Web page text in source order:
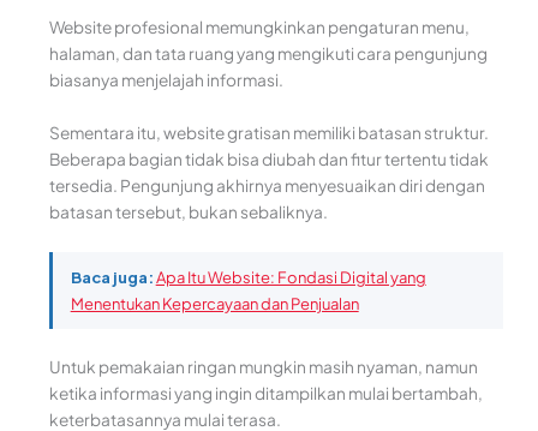
Website profesional memungkinkan pengaturan menu,
halaman, dan tata ruang yang mengikuti cara pengunjung
biasanya menjelajah informasi.
Sementara itu, website gratisan memiliki batasan struktur.
Beberapa bagian tidak bisa diubah dan fitur tertentu tidak
tersedia. Pengunjung akhirnya menyesuaikan diri dengan
batasan tersebut, bukan sebaliknya.
Baca juga:Apa Itu Website: Fondasi Digital yang
Menentukan Kepercayaan dan Penjualan
Untuk pemakaian ringan mungkin masih nyaman, namun
ketika informasi yang ingin ditampilkan mulai bertambah,
keterbatasannya mulai terasa.